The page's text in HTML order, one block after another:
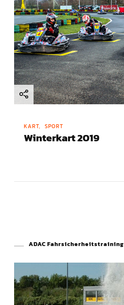
KART SPORT
Winterkart 2019
ADAC Fahrsicherheitstraining